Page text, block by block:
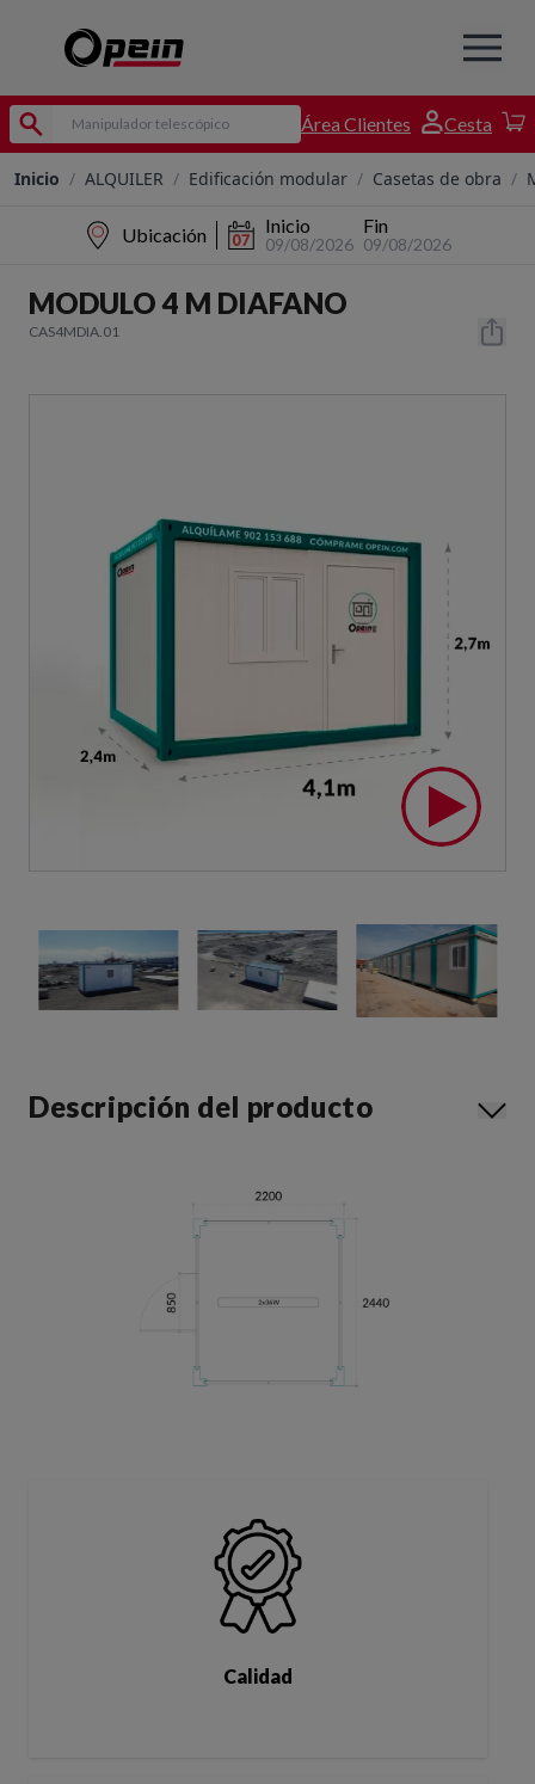
Área Clientes Cesta
Inicio / ALQUILER / Edificación modular / Casetas de obra /
Ubicación Inicio
09/08/2026
Fin
09/08/2026
MODULO 4 M DIAFANO
CAS4MDIA.01
Descripción del producto
Calidad